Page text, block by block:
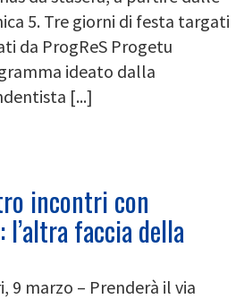
5. Tre giorni di festa targati
da ProgReS Progetu
ideato dalla
[...]
incontri con
l’altra faccia della
9 marzo – Prenderà il via